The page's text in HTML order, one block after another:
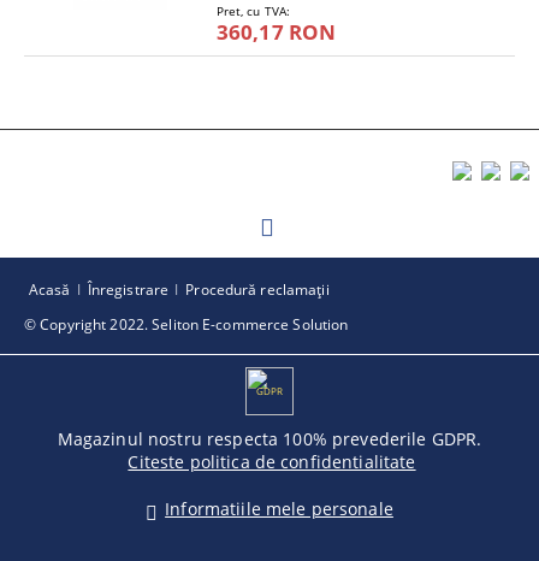
Pret, cu TVA:
360,17 RON
© Copyright 2022. Seliton E-commerce Solution
Acasă Înregistrare Procedură reclamaţii
GDPR
Magazinul nostru respecta 100% prevederile GDPR.
Citeste politica de confidentialitate
Informatiile mele personale